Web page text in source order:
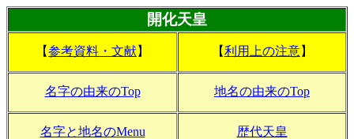
開化天皇
【参考資料・文献】 【利用上の注意】
名字の由来のTop 地名の由来のTop
名字と地名のMenu 歴代天皇